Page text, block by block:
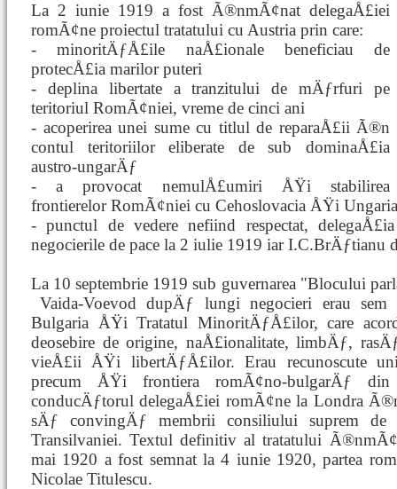
La 2 iunie 1919 a fost Ã®nmÃ¢nat delegaÅ£iei
romÃ¢ne proiectul tratatului cu Austria prin care:
- minoritÄƒÅ£ile naÅ£ionale beneficiau de
protecÅ£ia marilor puteri
- deplina libertate a tranzitului de mÄƒrfuri pe
teritoriul RomÃ¢niei, vreme de cinci ani
- acoperirea unei sume cu titlul de reparaÅ£ii Ã®n
contul teritoriilor eliberate de sub dominaÅ£ia
austro-ungarÄƒ
- a provocat nemulÅ£umiri ÅŸi stabilirea
frontierelor RomÃ¢niei cu Cehoslovacia ÅŸi Ungaria
- punctul de vedere nefiind respectat,
negocierile de pace la 2 iulie 1919 iar I.C.BrÄƒtianu
La 10 septembrie 1919 sub guvernarea "Blocului
Vaida-Voevod dupÄƒ lungi negocieri erau sem
Bulgaria ÅŸi Tratatul MinoritÄƒÅ£ilor, care
deosebire de origine, naÅ£ionalitate, limbÄƒ,
vieÅ£ii ÅŸi libertÄƒÅ£ilor. Erau recunoscute
precum ÅŸi frontiera romÃ¢no-bulgarÄƒ
conducÄƒtorul delegaÅ£iei romÃ¢ne la Londra
sÄƒ convingÄƒ membrii consiliului suprem de
Transilvaniei. Textul definitiv al tratatului
mai 1920 a fost semnat la 4 iunie 1920, partea
Nicolae Titulescu.